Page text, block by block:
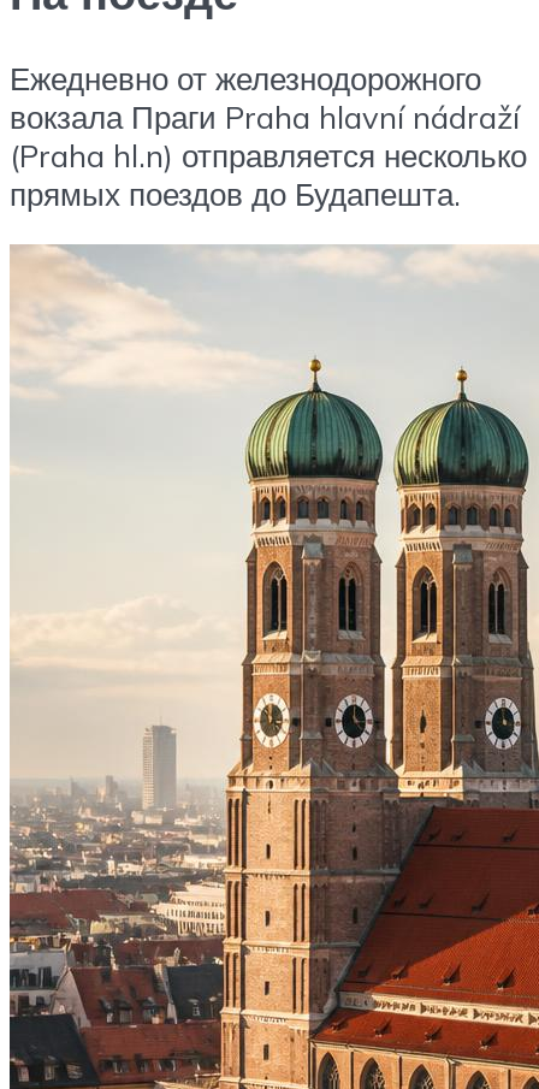
Ежедневно от железнодорожного
вокзала Праги Praha hlavní nádraží
(Praha hl.n) отправляется несколько
прямых поездов до Будапешта.